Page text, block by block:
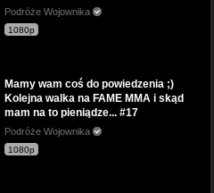
Podróże Wojownika
1080p
Mamy wam coś do powiedzenia ;)
Kolejna walka na FAME MMA i skąd
mam na to pieniądze... #17
Podróże Wojownika
1080p